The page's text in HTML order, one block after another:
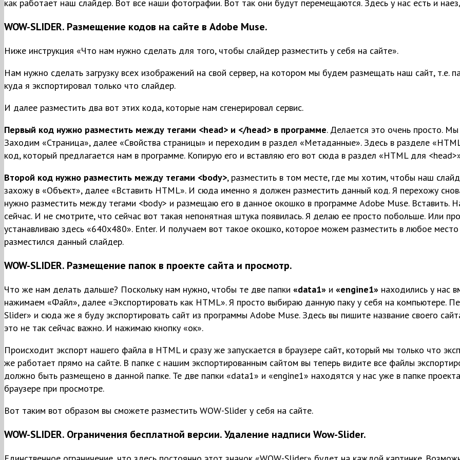
как работает наш слайдер. Вот все наши фотографии. Вот так они будут перемещаются. Здесь у нас есть и
WOW-SLIDER. Размещение кодов на сайте в Adobe Muse.
Ниже инструкция «Что нам нужно сделать для того, чтобы слайдер разместить у себя на сайте».
Нам нужно сделать загрузку всех изображений на свой сервер, на котором мы будем размещать наш сайт, т.е.
куда я экспортировал только что слайдер.
И далее разместить два вот этих кода, которые нам сгенерировал сервис.
Первый код нужно разместить между тегами <head> и </head> в программе. Делается это очень просто.
Заходим «Страница», далее «Свойства страницы» и переходим в раздел «Метаданные». Здесь в разделе
код, который предлагается нам в программе. Копирую его и вставляю его вот сюда в раздел «HTML для
Второй код нужно разместить между тегами <body>, разместить в том месте, где мы хотим, чтобы наш
захожу в «Объект», далее «Вставить HTML». И сюда именно я должен разместить данный код. Я перехожу
нужно разместить между тегами <body> и размещаю его в данное окошко в программе Adobe Muse.
сейчас. И не смотрите, что сейчас вот такая непонятная штука появилась. Я делаю ее просто побольше. Или
устанавливаю здесь «640х480». Enter. И получаем вот такое окошко, которое можем разместить в любое
разместился данный слайдер.
WOW-SLIDER. Размещение папок в проекте сайта и просмотр.
Что же нам делать дальше? Поскольку нам нужно, чтобы те две папки «data1» и «engine1» находились у нас
нажимаем «Файл», далее «Экспортировать как HTML». Я просто выбираю данную паку у себя на компьютере.
Slider» и сюда же я буду экспортировать сайт из программы Adobe Muse. Здесь вы пишите название своего
это не так сейчас важно. И нажимаю кнопку «ок».
Происходит экспорт нашего файла в HTML и сразу же запускается в браузере сайт, который мы только что
же работает прямо на сайте. В папке с нашим экспортированным сайтом вы теперь видите все файлы
должно быть размещено в данной папке. Те две папки «data1» и «engine1» находятся у нас уже в папке
браузере при просмотре.
Вот таким вот образом вы сможете разместить WOW-Slider у себя на сайте.
WOW-SLIDER. Ограничения бесплатной версии. Удаление надписи Wow-Slider.